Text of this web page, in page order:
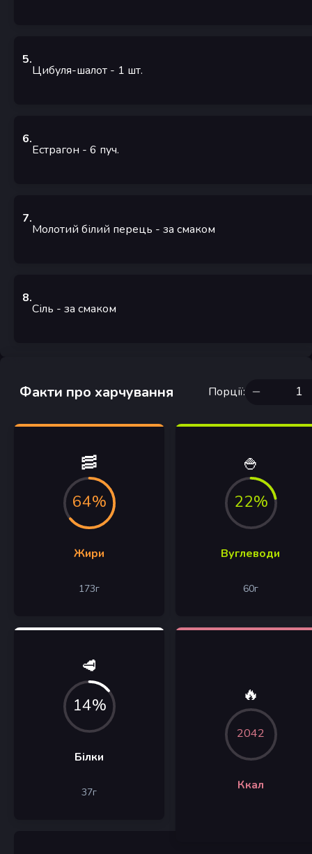
5.
Цибуля-шалот - 1 шт.
6.
Естрагон - 6 пуч.
7.
Молотий білий перець - за смаком
8.
Сіль - за смаком
Факти про харчування Порції:
🥓
64%
Жири
173г
🍚
22%
Вуглеводи
60г
🥩
14%
Білки
37г
🔥
2042
Ккал